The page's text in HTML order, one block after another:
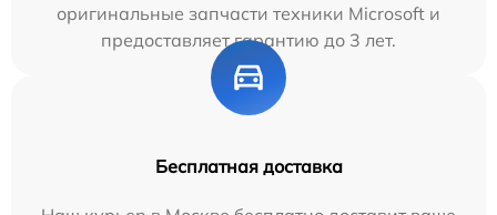
оригинальные запчасти техники Microsoft и
предоставляет гарантию до 3 лет.
Бесплатная доставка